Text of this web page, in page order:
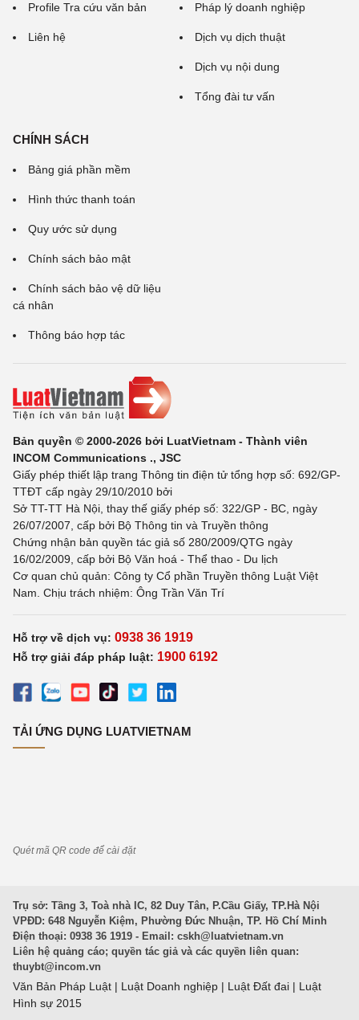
Profile Tra cứu văn bản
Liên hệ
Pháp lý doanh nghiệp
Dịch vụ dịch thuật
Dịch vụ nội dung
Tổng đài tư vấn
CHÍNH SÁCH
Bảng giá phần mềm
Hình thức thanh toán
Quy ước sử dụng
Chính sách bảo mật
Chính sách bảo vệ dữ liệu
cá nhân
Thông báo hợp tác
Bản quyền © 2000-2026 bởi LuatVietnam - Thành viên
INCOM Communications ., JSC
Giấy phép thiết lập trang Thông tin điện tử tổng hợp số: 692/GP-
TTĐT cấp ngày 29/10/2010 bởi
Sở TT-TT Hà Nội, thay thế giấy phép số: 322/GP - BC, ngày
26/07/2007, cấp bởi Bộ Thông tin và Truyền thông
Chứng nhận bản quyền tác giả số 280/2009/QTG ngày
16/02/2009, cấp bởi Bộ Văn hoá - Thể thao - Du lịch
Cơ quan chủ quản: Công ty Cổ phần Truyền thông Luật Việt
Nam. Chịu trách nhiệm: Ông Trần Văn Trí
Hỗ trợ về dịch vụ: 0938 36 1919
Hỗ trợ giải đáp pháp luật: 1900 6192
TẢI ỨNG DỤNG LUATVIETNAM
Quét mã QR code để cài đặt
Trụ sở: Tầng 3, Toà nhà IC, 82 Duy Tân, P.Cầu Giấy, TP.Hà Nội
VPĐD: 648 Nguyễn Kiệm, Phường Đức Nhuận, TP. Hồ Chí Minh
Điện thoại: 0938 36 1919 - Email: cskh@luatvietnam.vn
Liên hệ quảng cáo; quyền tác giả và các quyền liên quan:
thuybt@incom.vn
Văn Bản Pháp Luật | Luật Doanh nghiệp | Luật Đất đai | Luật
Hình sự 2015